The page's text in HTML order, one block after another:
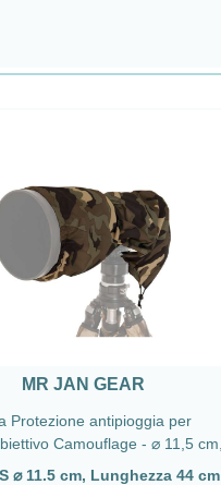
MR JAN GEAR
Protezione antipioggia per
Camouflage - ⌀ 11,5 cm,
S ⌀ 11.5 cm, Lunghezza 44 cm